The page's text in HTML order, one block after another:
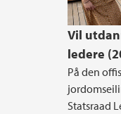
Vil
ledere
På den
Statsraad